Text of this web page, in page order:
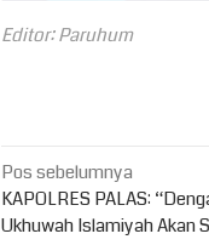
Editor: Paruhum
Navigasi
pos
Pos sebelumnya
KAPOLRES PALAS:
Ukhuwah Islamiyah Akan